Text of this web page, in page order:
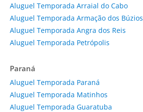
Aluguel Temporada Arraial do Cabo
Aluguel Temporada Armação dos Búzios
Aluguel Temporada Angra dos Reis
Aluguel Temporada Petrópolis
Paraná
Aluguel Temporada Paraná
Aluguel Temporada Matinhos
Aluguel Temporada Guaratuba